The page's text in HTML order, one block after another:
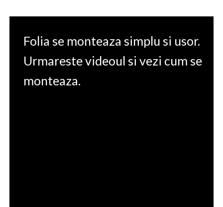
Folia se monteaza simplu si usor.
Urmareste videoul si vezi cum se
monteaza.